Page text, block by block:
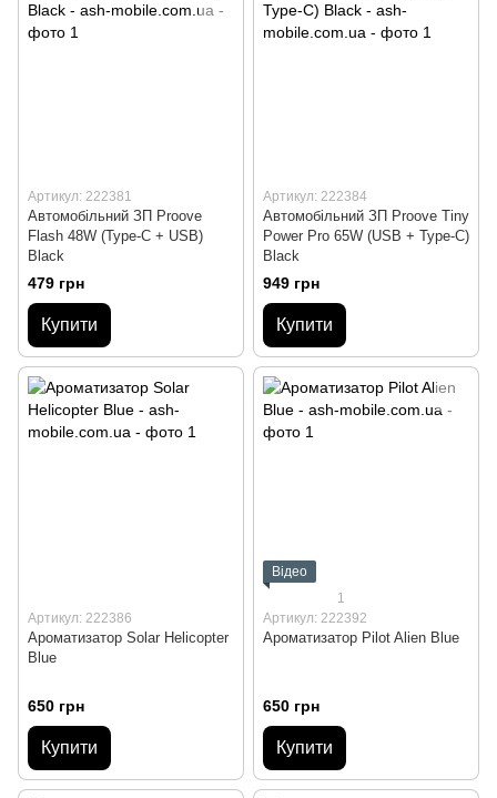
Артикул: 222381
Автомобільний ЗП Proove
Flash 48W (Type-C + USB)
Black
479 грн
Купити
Артикул: 222384
Автомобільний ЗП Proove Tiny
Power Pro 65W (USB + Type-C)
Black
949 грн
Купити
Артикул: 222386
Ароматизатор Solar Helicopter
Blue
650 грн
Купити
Відео
1
Артикул: 222392
Ароматизатор Pilot Alien Blue
650 грн
Купити